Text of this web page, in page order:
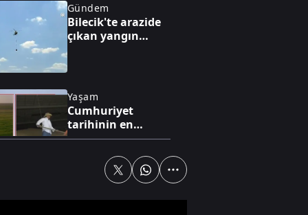
Gündem
Bilecik'te arazide
çıkan yangın
Yaşam
Cumhuriyet
tarihinin en
yüksek üretimi
Akın Gürlek'ten